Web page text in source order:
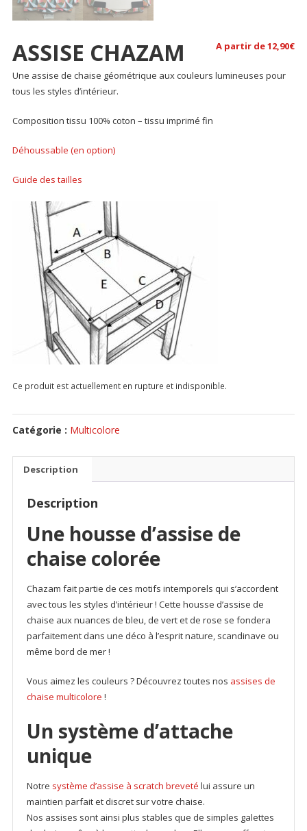
ASSISE CHAZAM A partir de12,90€
Une assise de chaise géométrique aux couleurs lumineuses pour
tous les styles d’intérieur.
Composition tissu 100% coton – tissu imprimé fin
Déhoussable (en option)
Guide des tailles
Ce produit est actuellement en rupture et indisponible.
Catégorie : Multicolore
Description
Description
Une housse d’assise de
chaise colorée
Chazam fait partie de ces motifs intemporels qui s’accordent
avec tous les styles d’intérieur ! Cette housse d’assise de
chaise aux nuances de bleu, de vert et de rose se fondera
parfaitement dans une déco à l’esprit nature, scandinave ou
même bord de mer !
Vous aimez les couleurs ? Découvrez toutes nos assises de
chaise multicolore !
Un système d’attache
unique
Notre système d’assise à scratch breveté lui assure un
maintien parfait et discret sur votre chaise.
Nos assises sont ainsi plus stables que de simples galettes